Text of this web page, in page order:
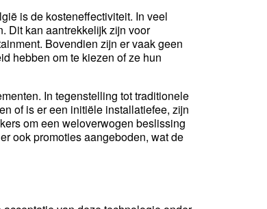
is de kosteneffectiviteit. In veel
Dit kan aantrekkelijk zijn voor
Bovendien zijn er vaak geen
hebben om te kiezen of ze hun
In tegenstelling tot traditionele
of is er een initiële installatiefee, zijn
om een weloverwogen beslissing
ook promoties aangeboden, wat de